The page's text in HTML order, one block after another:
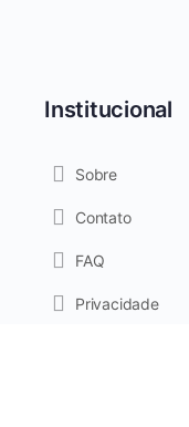
Institucional
Sobre
Contato
FAQ
Privacidade